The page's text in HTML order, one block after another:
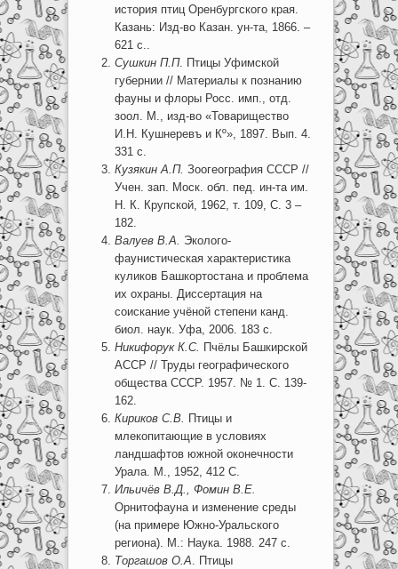
история птиц Оренбургского края.
Казань: Изд-во Казан. ун-та, 1866. –
621 с..
Сушкин П.П. Птицы Уфимской
губернии // Материалы к познанию
фауны и флоры Росс. имп., отд.
зоол. М., изд-во «Товарищество
И.Н. Кушнеревъ и Кº», 1897. Вып. 4.
331 с.
Кузякин А.П. Зоогеография СССР //
Учен. зап. Моск. обл. пед. ин-та им.
Н. К. Крупской, 1962, т. 109, С. 3 –
182.
Валуев В.А. Эколого-
фаунистическая характеристика
куликов Башкортостана и проблема
их охраны. Диссертация на
соискание учёной степени канд.
биол. наук. Уфа, 2006. 183 с.
Никифорук К.С. Пчёлы Башкирской
АССР // Труды географического
общества СССР. 1957. № 1. С. 139-
162.
Кириков С.В. Птицы и
млекопитающие в условиях
ландшафтов южной оконечности
Урала. М., 1952, 412 С.
Ильичёв В.Д., Фомин В.Е.
Орнитофауна и изменение среды
(на примере Южно-Уральского
региона). М.: Наука. 1988. 247 с.
Торгашов О.А. Птицы